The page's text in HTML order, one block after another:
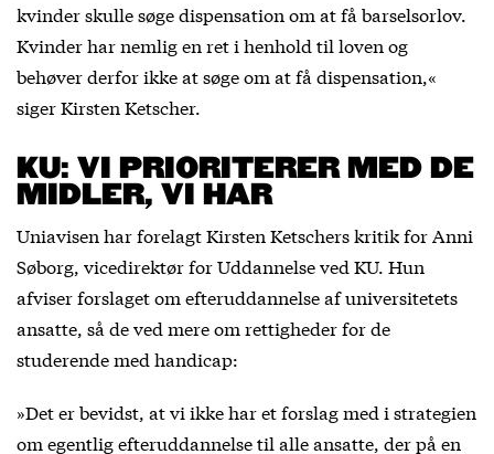
kvinder skulle søge dispensation om at få barselsorlov.
Kvinder har nemlig en ret i henhold til loven og
behøver derfor ikke at søge om at få dispensation,«
siger Kirsten Ketscher.
KU: VI PRIORITERER MED DE
MIDLER, VI HAR
Uniavisen har forelagt Kirsten Ketschers kritik for Anni
Søborg, vicedirektør for Uddannelse ved KU. Hun
afviser forslaget om efteruddannelse af universitetets
ansatte, så de ved mere om rettigheder for de
studerende med handicap:
»Det er bevidst, at vi ikke har et forslag med i strategien
om egentlig efteruddannelse til alle ansatte, der på en